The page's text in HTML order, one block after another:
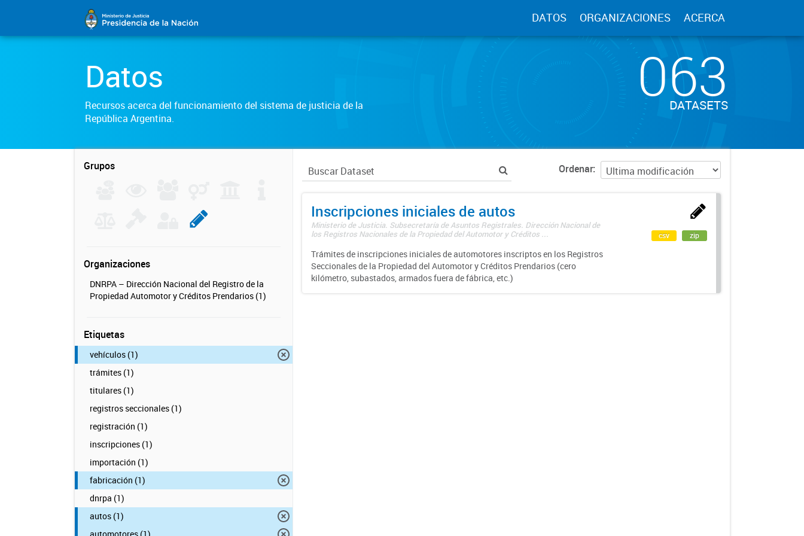
DATOS ORGANIZACIONES ACERCA
Datos
Recursos acerca del funcionamiento del sistema de justicia de la
República Argentina.
063
DATASETS
Grupos
Organizaciones
DNRPA – Dirección Nacional del Registro de la
Propiedad Automotor y Créditos Prendarios (1)
Etiquetas
vehículos (1)
trámites (1)
titulares (1)
registros seccionales (1)
registración (1)
inscripciones (1)
importación (1)
fabricación (1)
dnrpa (1)
autos (1)
Ordenar
Inscripciones iniciales de autos
Ministerio de Justicia. Subsecretaría de Asuntos Registrales. Dirección Nacional de
los Registros Nacionales de la Propiedad del Automotor y Créditos ...
Trámites de inscripciones iniciales de automotores inscriptos en los Registros
Seccionales de la Propiedad del Automotor y Créditos Prendarios (cero
kilómetro, subastados, armados fuera de fábrica, etc.)
csv zip